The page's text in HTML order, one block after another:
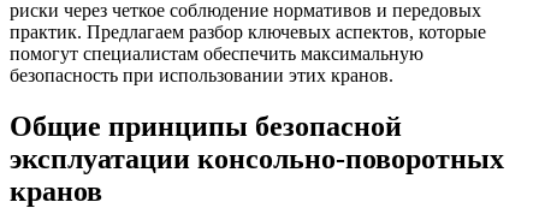
риски через четкое соблюдение нормативов и передовых
практик. Предлагаем разбор ключевых аспектов, которые
помогут специалистам обеспечить максимальную
безопасность при использовании этих кранов.
Общие принципы безопасной
эксплуатации консольно-поворотных
кранов